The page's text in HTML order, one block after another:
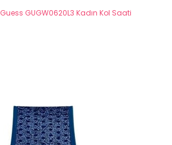
Guess GUGW0620L3 Kadın Kol Saati